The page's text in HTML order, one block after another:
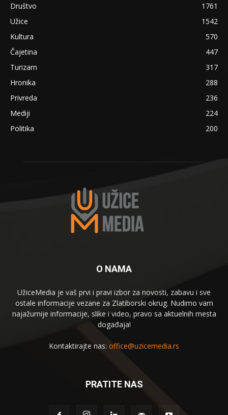
Društvo
1761
Užice
1542
Kultura
570
Čajetina
447
Turizam
317
Hronika
288
Privreda
236
Mediji
224
Politika
200
O NAMA
UžiceMedia je vaš prvi i pravi izbor za novosti, zabavu i sve
ostale informacije vezane za Zlatiborski okrug. Nudimo vam
najažurnije informacije, slike i video, pravo sa aktuelnih mesta
događaja!
Kontaktirajte nas: office@uzicemedia.rs
PRATITE NAS